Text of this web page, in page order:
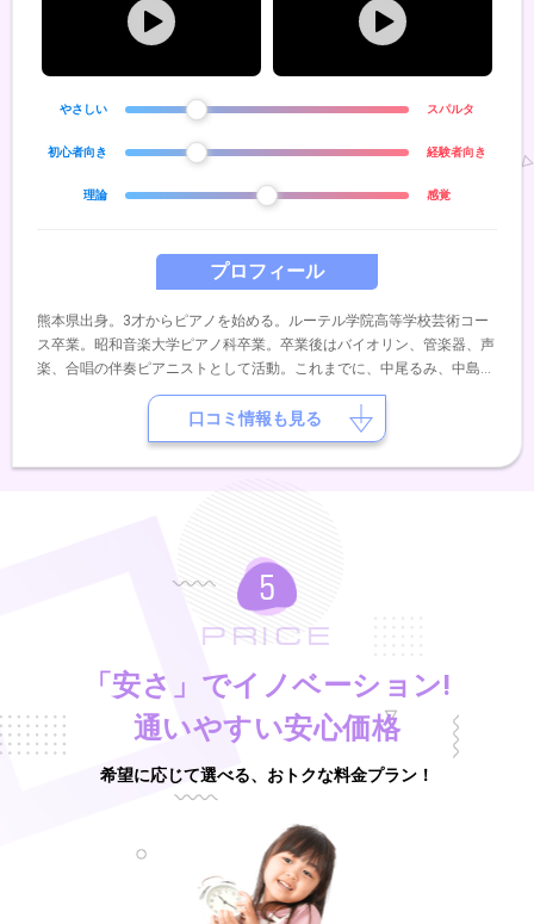
プロフィール
熊本県出身。3才からピアノを始める。ルーテル学院高等学校芸術コー
ス卒業。昭和音楽大学ピアノ科卒業。卒業後はバイオリン、管楽器、声
楽、合唱の伴奏ピアニストとして活動。これまでに、中尾るみ、中島和
代、中島和宣、金子勝子の各氏に師事。現在は宮崎に在住し、2人の子
育てをしながら子供と一緒にピアノを楽しんでいる♪
やさしい スパルタ
初心者向き 経験者向き
理論 感覚
口コミ情報も見る
PRICE
「安さ」でイノベーション!
通いやすい安心価格
希望に応じて選べる、おトクな料金プラン！